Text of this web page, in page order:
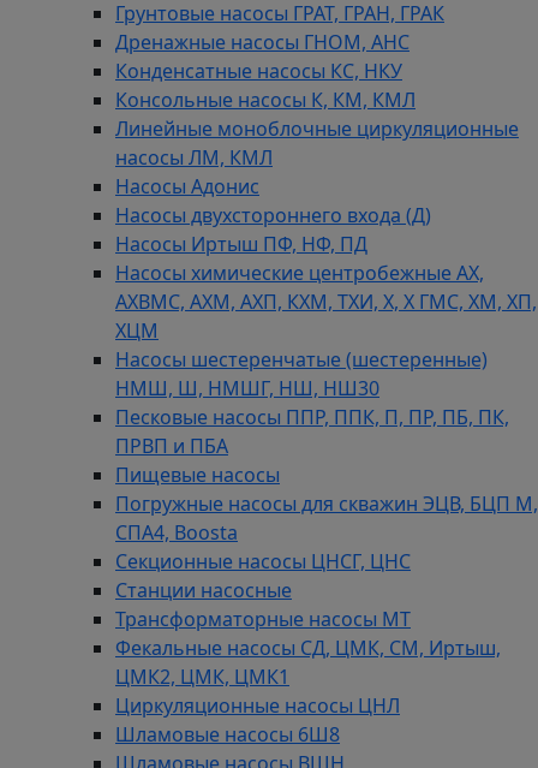
Грунтовые насосы ГРАТ, ГРАН, ГРАК
Дренажные насосы ГНОМ, АНС
Конденсатные насосы КС, НКУ
Консольные насосы К, КМ, КМЛ
Линейные моноблочные циркуляционные
насосы ЛМ, КМЛ
Насосы Адонис
Насосы двухстороннего входа (Д)
Насосы Иртыш ПФ, НФ, ПД
Насосы химические центробежные АХ,
АХВМС, АХМ, АХП, КХМ, ТХИ, Х, Х ГМС, ХМ, ХП,
ХЦМ
Насосы шестеренчатые (шестеренные)
НМШ, Ш, НМШГ, НШ, НШ30
Песковые насосы ППР, ППК, П, ПР, ПБ, ПК,
ПРВП и ПБА
Пищевые насосы
Погружные насосы для скважин ЭЦВ, БЦП М,
СПА4, Boosta
Секционные насосы ЦНСГ, ЦНС
Станции насосные
Трансформаторные насосы МТ
Фекальные насосы СД, ЦМК, СМ, Иртыш,
ЦМК2, ЦМК, ЦМК1
Циркуляционные насосы ЦНЛ
Шламовые насосы 6Ш8